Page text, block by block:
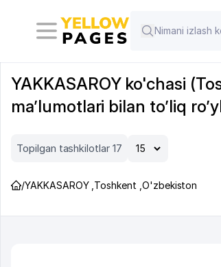
YAKKASAROY ko'chasi
ma’lumotlari bilan to’liq
Topilgan tashkilotlar 17
/YAKKASAROY Toshkent O'zbekiston